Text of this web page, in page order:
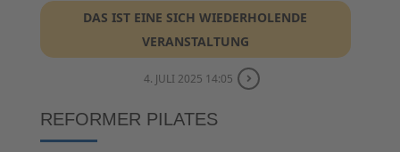
DAS IST EINE SICH WIEDERHOLENDE
VERANSTALTUNG
4. JULI 2025 14:05
REFORMER PILATES